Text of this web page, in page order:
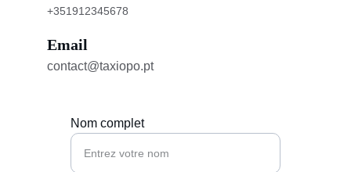
+351912345678
Email
contact@taxiopo.pt
Nom complet